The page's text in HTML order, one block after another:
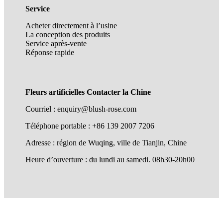
Service
Acheter directement à l’usine
La conception des produits
Service après-vente
Réponse rapide
Fleurs artificielles Contacter la Chine
Courriel : enquiry@blush-rose.com
Téléphone portable : +86 139 2007 7206
Adresse : région de Wuqing, ville de Tianjin, Chine
Heure d’ouverture : du lundi au samedi. 08h30-20h00